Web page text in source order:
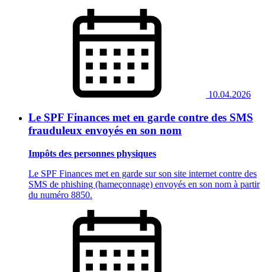
10.04.2026
Le SPF Finances met en garde contre des SMS
frauduleux envoyés en son nom
Impôts des personnes physiques
Le SPF Finances met en garde sur son site internet contre des
SMS de phishing (hameçonnage) envoyés en son nom à partir
du numéro 8850.